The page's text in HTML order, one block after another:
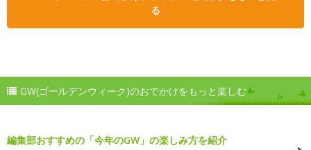
る
GW(ゴールデンウィーク)のおでかけをもっと楽しむ
編集部おすすめの「今年のGW」の楽しみ方を紹介